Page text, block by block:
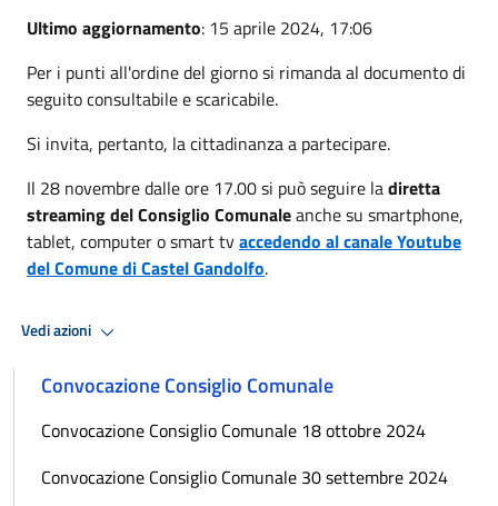
Ultimo aggiornamento: 15 aprile 2024, 17:06
Per i punti all'ordine del giorno si rimanda al documento di
seguito consultabile e scaricabile.
Si invita, pertanto, la cittadinanza a partecipare.
Il 28 novembre dalle ore 17.00 si può seguire ladiretta
streaming del Consiglio Comunaleanche su smartphone,
tablet, computer o smart tvaccedendo al canale Youtube
del Comune di Castel Gandolfo.
Vedi azioni
Convocazione Consiglio Comunale
Convocazione Consiglio Comunale 18 ottobre 2024
Convocazione Consiglio Comunale 30 settembre 2024